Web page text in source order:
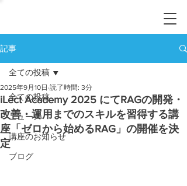
記事
全ての投稿
ニュース
講座のお知らせ
ブログ
全ての投稿
iLect Academy 2025 にてRAGの開発・
改善・運用までのスキルを習得する講
座「ゼロから始めるRAG」の開催を決
定
2025年9月10日 読了時間: 3分